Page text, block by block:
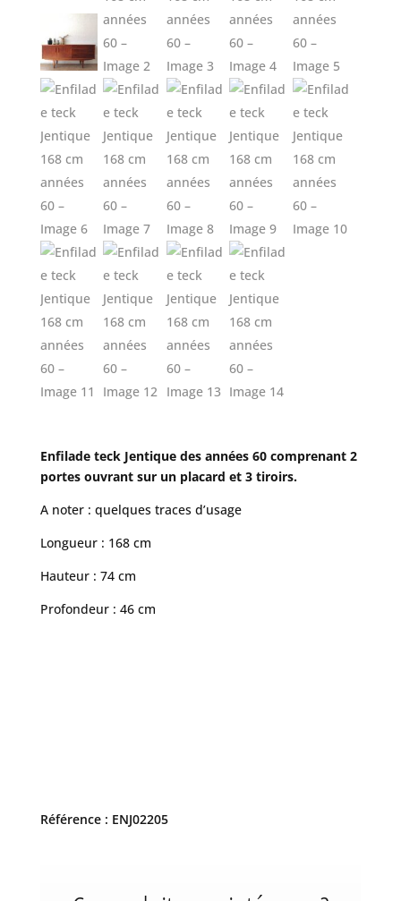
Enfilade teck Jentique des années 60 comprenant 2
portes ouvrant sur un placard et 3 tiroirs.
A noter : quelques traces d’usage
Longueur : 168 cm
Hauteur : 74 cm
Profondeur : 46 cm
Référence : ENJ02205